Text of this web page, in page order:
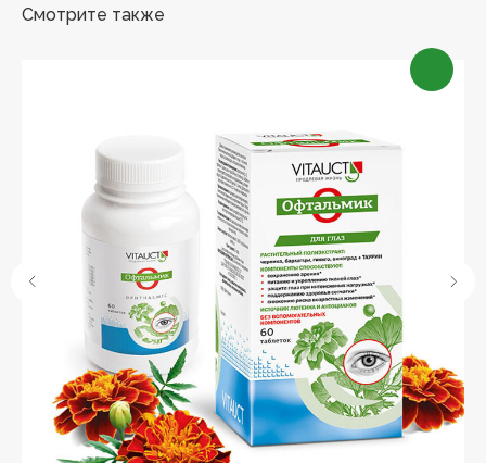
Смотрите также